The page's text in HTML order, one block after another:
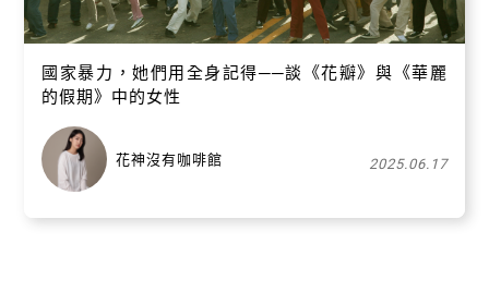
國家暴力，她們用全身記得──談《花瓣》與《華麗
的假期》中的女性
花神沒有咖啡館 2025.06.17